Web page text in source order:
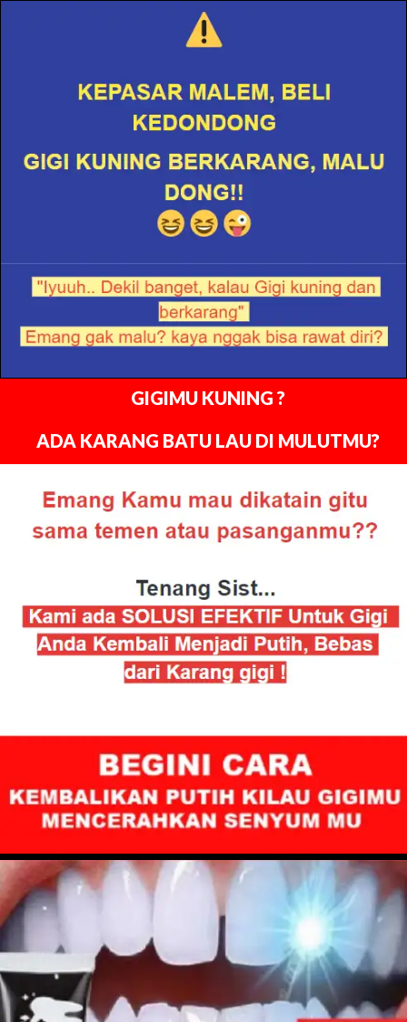
GIGIMU KUNING ?
ADA KARANG BATU LAU DI MULUTMU?